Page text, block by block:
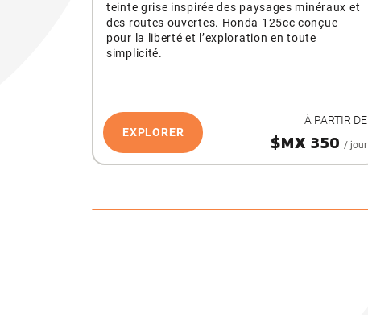
teinte grise inspirée des paysages minéraux et
des routes ouvertes. Honda 125cc conçue
pour la liberté et l’exploration en toute
simplicité.
EXPLORER
À PARTIR DE
$MX 350 / jour